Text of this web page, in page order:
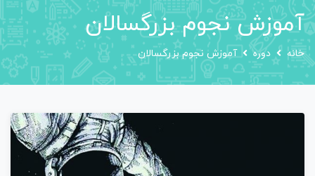
آموزش نجوم بزرگسالان
خانه دوره‌ آموزش نجوم بزرگسالان